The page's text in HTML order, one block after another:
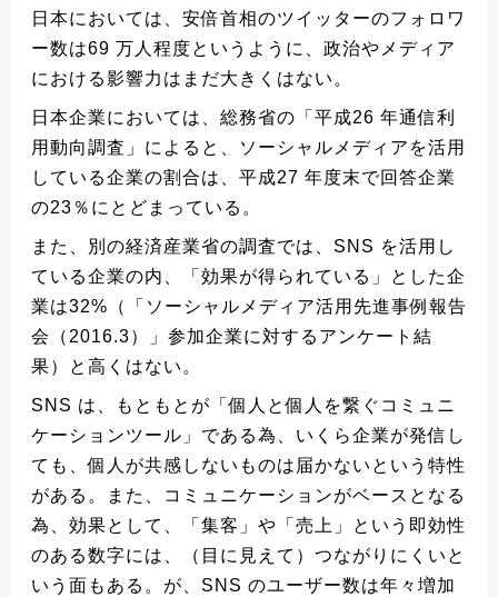
日本においては、安倍首相のツイッターのフォロワ
ー数は69 万人程度というように、政治やメディア
における影響力はまだ大きくはない。
日本企業においては、総務省の「平成26 年通信利
用動向調査」によると、ソーシャルメディアを活用
している企業の割合は、平成27 年度末で回答企業
の23％にとどまっている。
また、別の経済産業省の調査では、SNS を活用し
ている企業の内、「効果が得られている」とした企
業は32%（「ソーシャルメディア活用先進事例報告
会（2016.3）」参加企業に対するアンケート結
果）と高くはない。
SNS は、もともとが「個人と個人を繋ぐコミュニ
ケーションツール」である為、いくら企業が発信し
ても、個人が共感しないものは届かないという特性
がある。また、コミュニケーションがベースとなる
為、効果として、「集客」や「売上」という即効性
のある数字には、（目に見えて）つながりにくいと
いう面もある。が、SNS のユーザー数は年々増加